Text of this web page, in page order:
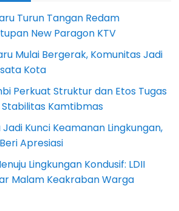
Turun Tangan Redam
New Paragon KTV
Mulai Bergerak, Komunitas Jadi
Kota
Perkuat Struktur dan Etos Tugas
Kamtibmas
Kunci Keamanan Lingkungan,
Apresiasi
Lingkungan Kondusif: LDII
Malam Keakraban Warga